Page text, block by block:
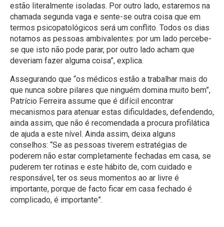
estão literalmente isoladas. Por outro lado, estaremos na
chamada segunda vaga e sente-se outra coisa que em
termos psicopatológicos será um conflito. Todos os dias
notamos as pessoas ambivalentes: por um lado percebe-
se que isto não pode parar, por outro lado acham que
deveriam fazer alguma coisa”, explica.
Assegurando que “os médicos estão a trabalhar mais do
que nunca sobre pilares que ninguém domina muito bem”,
Patrício Ferreira assume que é difícil encontrar
mecanismos para atenuar estas dificuldades, defendendo,
ainda assim, que não é recomendada a procura profilática
de ajuda a este nível. Ainda assim, deixa alguns
conselhos: “Se as pessoas tiverem estratégias de
poderem não estar completamente fechadas em casa, se
puderem ter rotinas e este hábito de, com cuidado e
responsável, ter os seus momentos ao ar livre é
importante, porque de facto ficar em casa fechado é
complicado, é importante”.